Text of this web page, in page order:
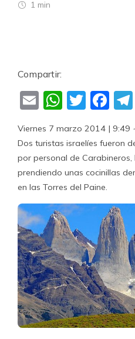
1 min
Compartir:
Email
Viernes 7 marzo 2014 | 9:49
Dos turistas israelíes fueron
por personal de
prendiendo unas cocinillas
en las Torres del Paine.